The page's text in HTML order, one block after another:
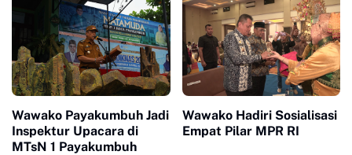
Wawako Payakumbuh Jadi
Inspektur Upacara di
MTsN 1 Payakumbuh
Wawako Hadiri Sosialisasi
Empat Pilar MPR RI